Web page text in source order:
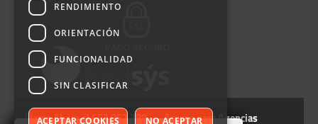
Llama Ahora al 652 952 388 Acceso para Agencias
RENDIMIENTO
ORIENTACIÓN
FUNCIONALIDAD
SIN CLASIFICAR
ACEPTAR COOKIES NO ACEPTAR